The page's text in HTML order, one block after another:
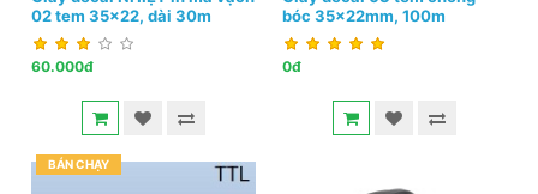
02 tem 35x22, dài 30m
60.000đ
bóc 35x22mm, 100m
0đ
BÁN CHẠY